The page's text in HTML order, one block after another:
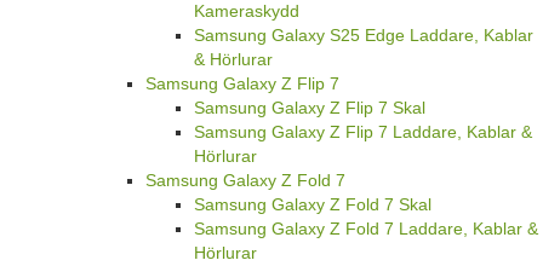
Kameraskydd
Samsung Galaxy S25 Edge Laddare, Kablar
& Hörlurar
Samsung Galaxy Z Flip 7
Samsung Galaxy Z Flip 7 Skal
Samsung Galaxy Z Flip 7 Laddare, Kablar &
Hörlurar
Samsung Galaxy Z Fold 7
Samsung Galaxy Z Fold 7 Skal
Samsung Galaxy Z Fold 7 Laddare, Kablar &
Hörlurar